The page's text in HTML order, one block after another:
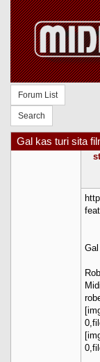
Forum List
Search
Gal kas turi sita